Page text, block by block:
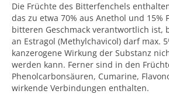
Die Früchte des Bitterfenchels
das zu etwa 70% aus Anethol und 15%
bitteren Geschmack verantwortlich ist,
an Estragol (Methylchavicol) darf max.
kanzerogene Wirkung der Substanz
werden kann. Ferner sind in den
Phenolcarbonsäuren, Cumarine,
wirkende Verbindungen enthalten.